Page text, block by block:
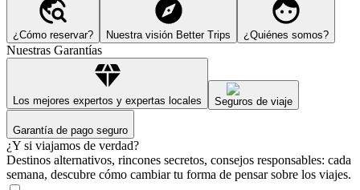
¿Cómo reservar? Nuestra visión Better Trips ¿Quiénes somos?
Nuestras Garantías
Los mejores expertos y expertas locales Seguros de viaje
Garantía de pago seguro
¿Y si viajamos de verdad?
Destinos alternativos, rincones secretos, consejos responsables: cada
semana, descubre cómo cambiar tu forma de pensar sobre los viajes.